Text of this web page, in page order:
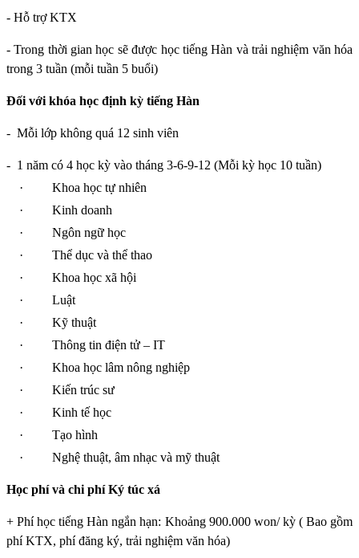
- Hỗ trợ KTX
- Trong thời gian học sẽ được học tiếng Hàn và trải nghiệm văn hóa
trong 3 tuần (mỗi tuần 5 buổi)
Đối với khóa học định kỳ tiếng Hàn
- Mỗi lớp không quá 12 sinh viên
- 1 năm có 4 học kỳ vào tháng 3-6-9-12 (Mỗi kỳ học 10 tuần)
·
Khoa học tự nhiên
·
Kinh doanh
·
Ngôn ngữ học
·
Thể dục và thể thao
·
Khoa học xã hội
·
Luật
·
Kỹ thuật
·
Thông tin điện tử – IT
·
Khoa học lâm nông nghiệp
·
Kiến trúc sư
·
Kinh tế học
·
Tạo hình
·
Nghệ thuật, âm nhạc và mỹ thuật
Học phí và chi phí Ký túc xá
+ Phí học tiếng Hàn ngắn hạn: Khoảng 900.000 won/ kỳ ( Bao gồm
phí KTX, phí đăng ký, trải nghiệm văn hóa)